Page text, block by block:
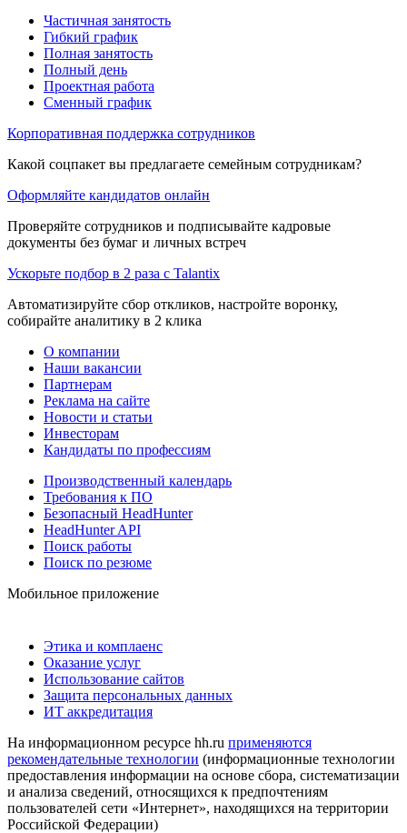
Частичная занятость
Гибкий график
Полная занятость
Полный день
Проектная работа
Сменный график
Корпоративная поддержка сотрудников
Какой соцпакет вы предлагаете семейным сотрудникам?
Оформляйте кандидатов онлайн
Проверяйте сотрудников и подписывайте кадровые
документы без бумаг и личных встреч
Ускорьте подбор в 2 раза с Talantix
Автоматизируйте сбор откликов, настройте воронку,
собирайте аналитику в 2 клика
О компании
Наши вакансии
Партнерам
Реклама на сайте
Новости и статьи
Инвесторам
Кандидаты по профессиям
Производственный календарь
Требования к ПО
Безопасный HeadHunter
HeadHunter API
Поиск работы
Поиск по резюме
Мобильное приложение
Этика и комплаенс
Оказание услуг
Использование сайтов
Защита персональных данных
ИТ аккредитация
На информационном ресурсе hh.ru применяются
рекомендательные технологии (информационные технологии
предоставления информации на основе сбора, систематизации
и анализа сведений, относящихся к предпочтениям
пользователей сети «Интернет», находящихся на территории
Российской Федерации)